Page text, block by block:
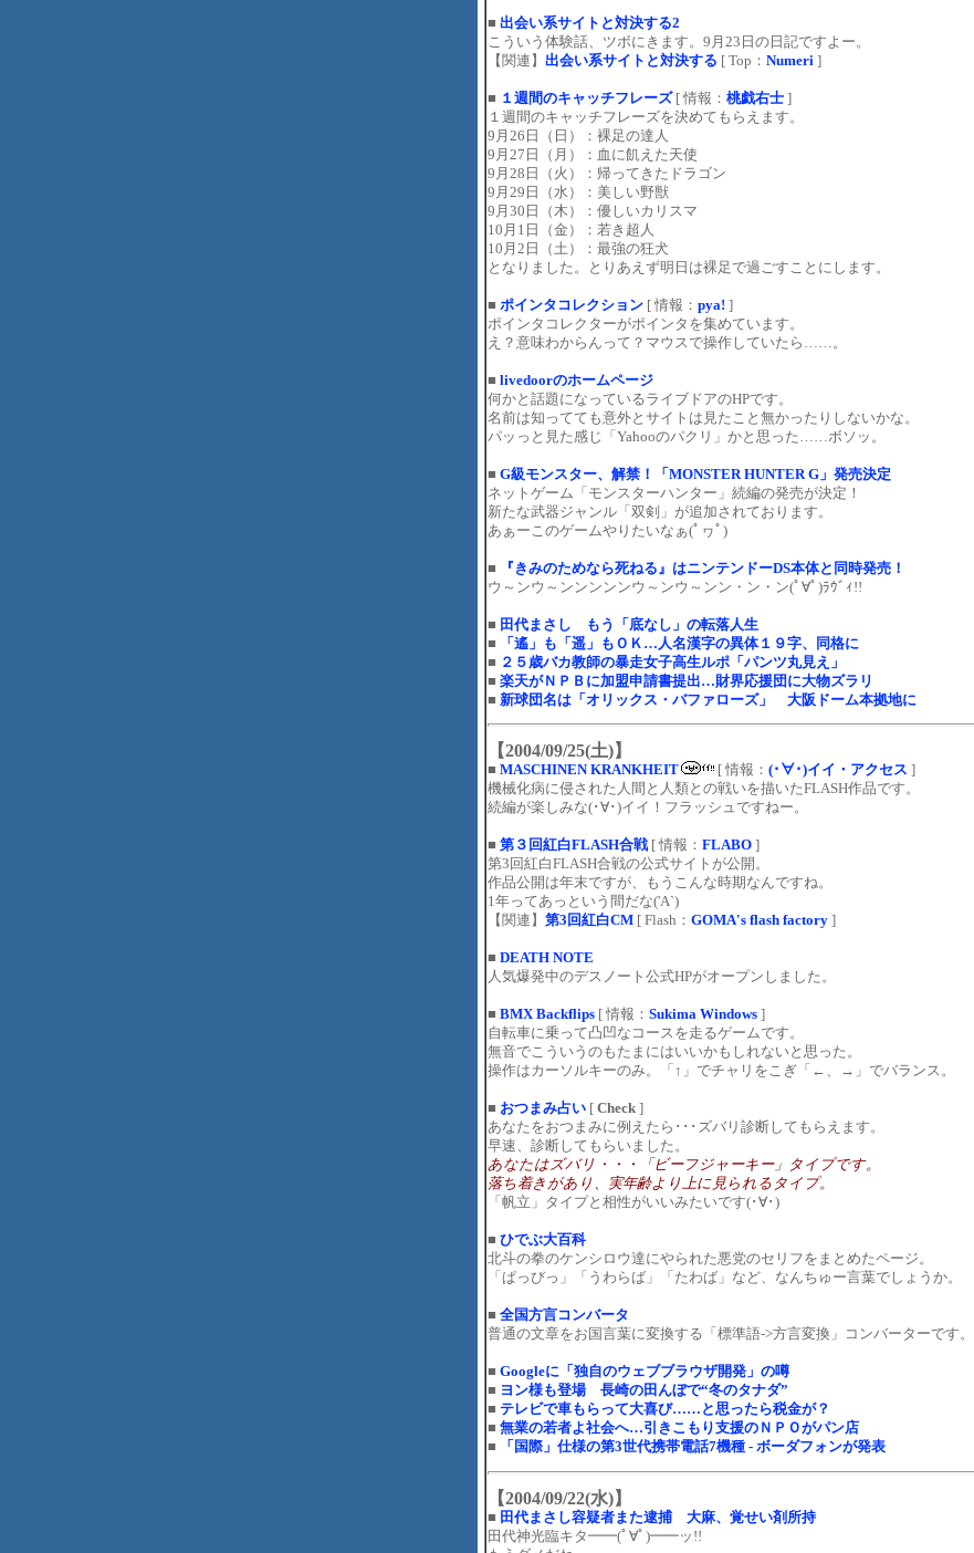
■ 出会い系サイトと対決する2
こういう体験話、ツボにきます。9月23日の日記ですよー。
【関連】 出会い系サイトと対決する [ Top： Numeri ]
■ １週間のキャッチフレーズ[ 情報： 桃戯右士 ]
１週間のキャッチフレーズを決めてもらえます。
9月26日（日）：裸足の達人
9月27日（月）：血に飢えた天使
9月28日（火）：帰ってきたドラゴン
9月29日（水）：美しい野獣
9月30日（木）：優しいカリスマ
10月1日（金）：若き超人
10月2日（土）：最強の狂犬
となりました。とりあえず明日は裸足で過ごすことにします。
■ ポインタコレクション [ 情報： pya! ]
ポインタコレクターがポインタを集めています。
え？意味わからんって？マウスで操作していたら……。
■ livedoorのホームページ
何かと話題になっているライブドアのHPです。
名前は知ってても意外とサイトは見たこと無かったりしないかな。
パッっと見た感じ「Yahooのパクリ」かと思った……ボソッ。
■ G級モンスター、解禁！「MONSTER HUNTER G」発売決定
ネットゲーム「モンスターハンター」続編の発売が決定！
新たな武器ジャンル「双剣」が追加されております。
あぁーこのゲームやりたいなぁ(ﾟヮﾟ)
■
『きみのためなら死ねる』はニンテンドーDS本体と同時発売！
ウ～ンウ～ンンンンンウ～ンウ～ンン・ン・ン(ﾟ∀ﾟ)ﾗｳﾞｨ!!
■ 田代まさし もう「底なし」の転落人生
■
「遙」も「遥」もＯＫ…人名漢字の異体１９字、同格に
■ ２５歳バカ教師の暴走女子高生ルポ「パンツ丸見え」
■ 楽天がＮＰＢに加盟申請書提出…財界応援団に大物ズラリ
■ 新球団名は「オリックス・バファローズ」 大阪ドーム本拠地に
【2004/09/25(土)】
■ MASCHINEN KRANKHEIT [ 情報： (･∀･)イイ・アクセス ]
機械化病に侵された人間と人類との戦いを描いたFLASH作品です。
続編が楽しみな(･∀･)イイ！フラッシュですねー。
■ 第３回紅白FLASH合戦 [ 情報： FLABO ]
第3回紅白FLASH合戦の公式サイトが公開。
作品公開は年末ですが、もうこんな時期なんですね。
1年ってあっという間だな('A`)
【関連】 第3回紅白CM [ Flash： GOMA's flash factory ]
■ DEATH NOTE
人気爆発中のデスノート公式HPがオープンしました。
■ BMX Backflips [ 情報： Sukima Windows ]
自転車に乗って凸凹なコースを走るゲームです。
無音でこういうのもたまにはいいかもしれないと思った。
操作はカーソルキーのみ。「↑」でチャリをこぎ「←、→」でバランス。
■ おつまみ占い [ Check ]
あなたをおつまみに例えたら･･･ズバリ診断してもらえます。
早速、診断してもらいました。
あなたはズバリ・・・「ビーフジャーキー」タイプです。
落ち着きがあり、実年齢より上に見られるタイプ。
「帆立」タイプと相性がいいみたいです(･∀･)
■ ひでぶ大百科
北斗の拳のケンシロウ達にやられた悪党のセリフをまとめたページ。
「ぱっびっ」「うわらば」「たわば」など、なんちゅー言葉でしょうか。
■ 全国方言コンバータ
普通の文章をお国言葉に変換する「標準語->方言変換」コンバーターです。
■ Googleに「独自のウェブブラウザ開発」の噂
■ ヨン様も登場 長崎の田んぼで“冬のタナダ”
■ テレビで車もらって大喜び……と思ったら税金が？
■ 無業の若者よ社会へ…引きこもり支援のＮＰＯがパン店
■
「国際」仕様の第3世代携帯電話7機種 - ボーダフォンが発表
【2004/09/22(水)】
■ 田代まさし容疑者また逮捕 大麻、覚せい剤所持
田代神光臨キタ━━(ﾟ∀ﾟ)━━ッ!!